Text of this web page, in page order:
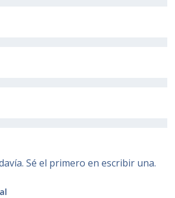
Sé el primero en escribir una.